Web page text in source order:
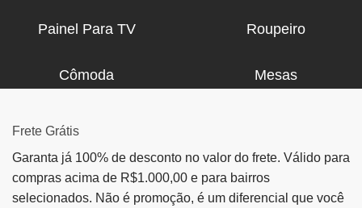
Painel Para TV Roupeiro
Cômoda Mesas
Frete Grátis
Garanta já 100% de desconto no valor do frete. Válido para
compras acima de R$1.000,00 e para bairros
selecionados. Não é promoção, é um diferencial que você